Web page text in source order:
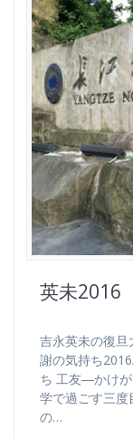
英未2016
吉永英未の復
謝の気持ち
ち 工友―かけ
学で過ごす三度
の…